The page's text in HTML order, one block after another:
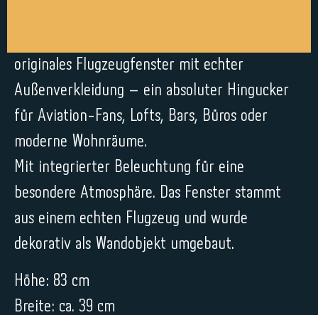
originales Flugzeugfenster mit echter
Außenverkleidung – ein absoluter Hingucker
für Aviation-Fans, Lofts, Bars, Büros oder
moderne Wohnräume.
Mit integrierter Beleuchtung für eine
besondere Atmosphäre. Das Fenster stammt
aus einem echten Flugzeug und wurde
dekorativ als Wandobjekt umgebaut.
Höhe: 83 cm
Breite: ca. 39 cm